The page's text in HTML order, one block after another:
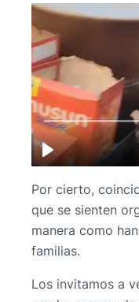
Por cierto,
que se sienten
manera como
familias.
Los invitamos a